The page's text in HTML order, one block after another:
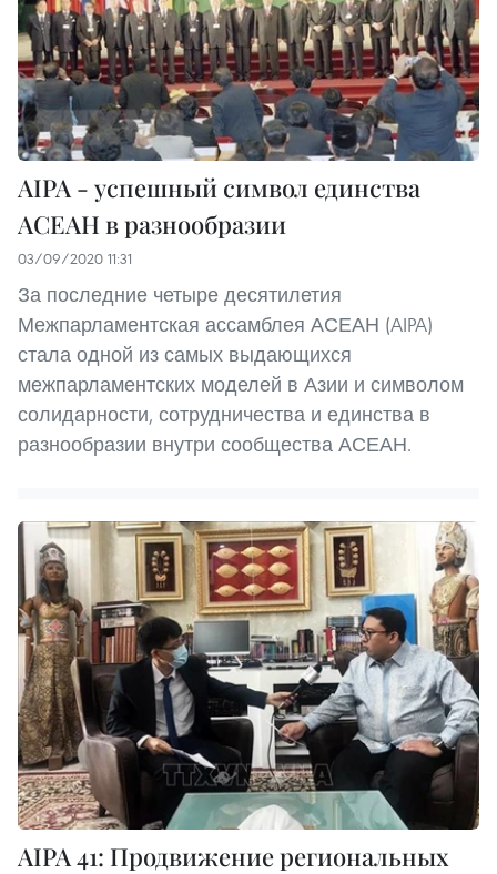
AIPA - успешный символ единства
АСЕАН в разнообразии
03/09/2020 11:31
За последние четыре десятилетия
Межпарламентская ассамблея АСЕАН (AIPA)
стала одной из самых выдающихся
межпарламентских моделей в Азии и символом
солидарности, сотрудничества и единства в
разнообразии внутри сообщества АСЕАН.
AIPA 41: Продвижение региональных